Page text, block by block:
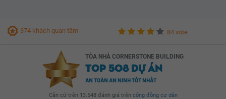
374 khách quan tâm 84 vote
TÒA NHÀ CORNERSTONE BUILDING
TOP 508 DỰ ÁN
AN TOÀN AN NINH TỐT NHẤT
Căn cứ trên 13.548 đánh giá trên cộng đồng cư dân